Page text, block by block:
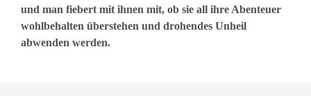
und man fiebert mit ihnen mit, ob sie all ihre Abenteuer
wohlbehalten überstehen und drohendes Unheil
abwenden werden.